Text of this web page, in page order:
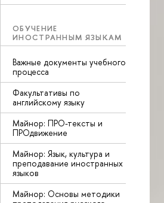
ОБУЧЕНИЕ
ИНОСТРАННЫМ ЯЗЫКАМ
Важные документы учебного
процесса
Факультативы по
английскому языку
Майнор: ПРО-тексты и
ПРОдвижение
Майнор: Язык, культура и
преподавание иностранных
языков
Майнор: Основы методики